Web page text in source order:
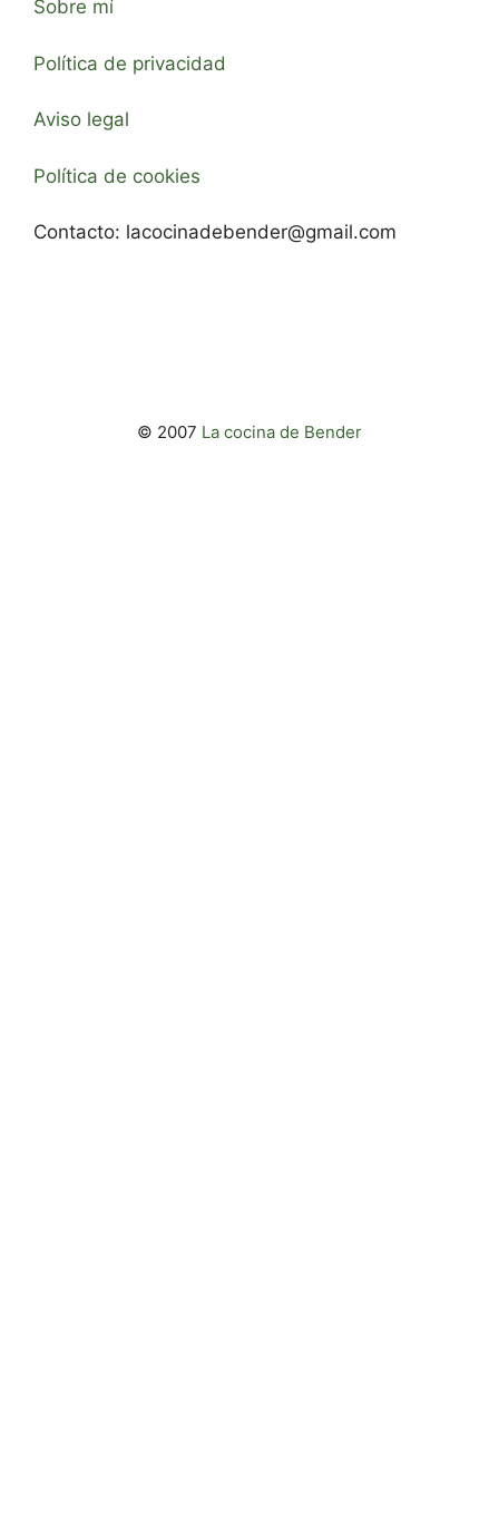
Sobre mí
Política de privacidad
Aviso legal
Política de cookies
Contacto: lacocinadebender@gmail.com
© 2007 La cocina de Bender